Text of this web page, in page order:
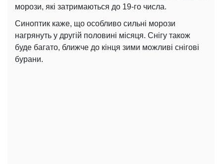
морози, які затримаються до 19-го числа.
Синоптик каже, що особливо сильні морози
нагрянуть у другій половині місяця. Снігу також
буде багато, ближче до кінця зими можливі снігові
бурани.